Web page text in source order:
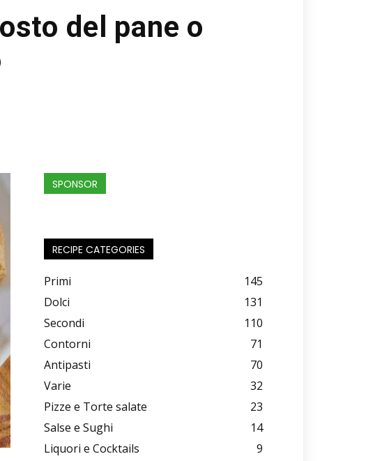
del pane o
SPONSOR
RECIPE CATEGORIES
Primi
145
Dolci
131
Secondi
110
Contorni
71
Antipasti
70
Varie
32
Pizze e Torte salate
23
Salse e Sughi
14
Liquori e Cocktails
9